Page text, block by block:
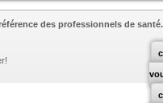
des professionnels de santé.